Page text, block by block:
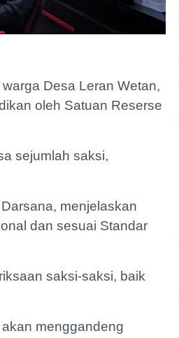
Desa Leran Wetan,
oleh Satuan Reserse
sejumlah saksi,
menjelaskan
dan sesuai Standar
saksi-saksi, baik
menggandeng